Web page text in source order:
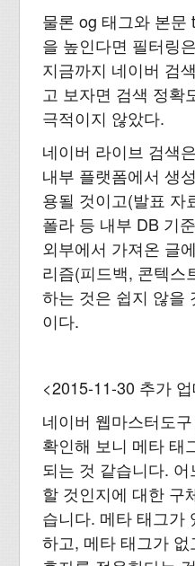
물론 og 태그와 본문
을 높인다면 필터링
지금까지 네이버 검
고 보자면 검색 정확
극적이지 않았다.
네이버 라이브 검색
내부 플랫폼에서 생
용될 것이고(발표 자
폴라 등 내부 DB 기
외부에서 가져온 글
리즘(피드백, 콘텍스
하는 것은 쉽지 않을
이다.
<2015-11-30 추가
네이버 웹마스터도
확인해 보니 메타 태
되는 것 같습니다.
할 것인지에 대한 구
습니다. 메타 태그가
하고, 메타 태그가